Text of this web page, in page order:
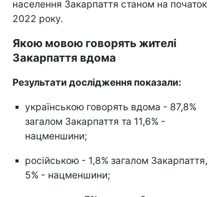
населення Закарпаття станом на початок
2022 року.
Якою мовою говорять жителі
Закарпаття вдома
Результати дослідження показали:
українською говорять вдома - 87,8%
загалом Закарпаття та 11,6% -
нацменшини;
російською - 1,8% загалом Закарпаття,
5% - нацменшини;